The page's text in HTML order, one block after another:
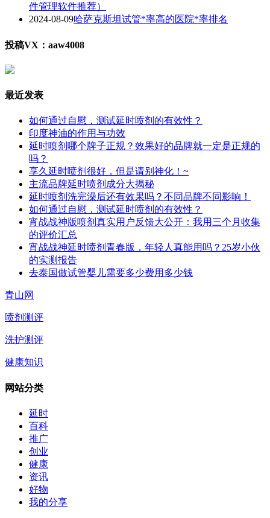
件管理软件推荐）
2024-08-09哈萨克斯坦试管*率高的医院*率排名
投稿VX：aaw4008
最近发表
如何通过自慰，测试延时喷剂的有效性？
印度神油的作用与功效
延时喷剂哪个牌子正规？效果好的品牌就一定是正规的
吗？
享久延时喷剂很好，但是请别神化！~
主流品牌延时喷剂成分大揭秘
延时喷剂洗完澡后还有效果吗？不同品牌不同影响！
如何通过自慰，测试延时喷剂的有效性？
宵战战神版喷剂真实用户反馈大公开：我用三个月收集
的评价汇总
宵战战神延时喷剂青春版，年轻人真能用吗？25岁小伙
的实测报告
去泰国做试管婴儿需要多少费用多少钱
青山网
喷剂测评
洗护测评
健康知识
网站分类
延时
百科
推广
创业
健康
资讯
好物
我的分享